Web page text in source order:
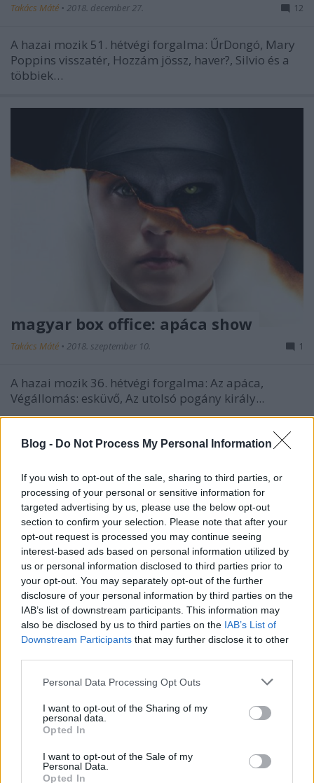
Blog - Do Not Process My Personal Information
If you wish to opt-out of the sale, sharing to third parties, or
processing of your personal or sensitive information for
targeted advertising by us, please use the below opt-out
section to confirm your selection. Please note that after your
opt-out request is processed you may continue seeing
interest-based ads based on personal information utilized by
us or personal information disclosed to third parties prior to
your opt-out. You may separately opt-out of the further
disclosure of your personal information by third parties on the
IAB’s list of downstream participants. This information may
also be disclosed by us to third parties on the IAB’s List of
Downstream Participants that may further disclose it to other
Please note that this website/app uses one or more Google
not limited to your visit or usage behaviour. You may click to
grant or deny consent to Google and its third-party tags to
use your data for below specified purposes in below Google
consent section.
Personal Data Processing Opt Outs
I want to opt-out of the Sharing of my
personal data.
Opted In
I want to opt-out of the Sale of my
Personal Data.
Opted In
Takács Máté • 2018. december 27. 12
A hazai mozik 51. hétvégi forgalma: ŰrDongó, Mary
Poppins visszatér, Hozzám jössz, haver?, Silvio és a
többiek…
magyar box office: apáca show
Takács Máté • 2018. szeptember 10. 1
A hazai mozik 36. hétvégi forgalma: Az apáca,
Végállomás: esküvő, Az utolsó pogány király...
usa box office: dicsértessék
...a Démonok között-franchise kiötlőgárdája, mert az
ötödik filmmel új csúcsot jegyezhetnek: Az apáca a
második legjobb szeptemberi nyitányt villantotta.
Ezalatt Jennifer Garner csak félgőzzel lendült
akcióba a Peppermint - A bosszú angyala élén.